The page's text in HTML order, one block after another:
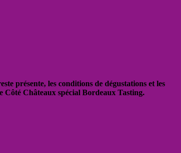
présente, les conditions de dégustations et les
Côté Châteaux spécial Bordeaux Tasting.